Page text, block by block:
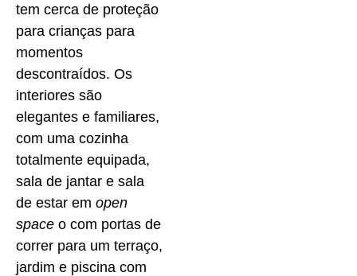
tem cerca de proteção
para crianças para
momentos
descontraídos. Os
interiores são
elegantes e familiares,
com uma cozinha
totalmente equipada,
sala de jantar e sala
de estar em open
space o com portas de
correr para um terraço,
jardim e piscina com